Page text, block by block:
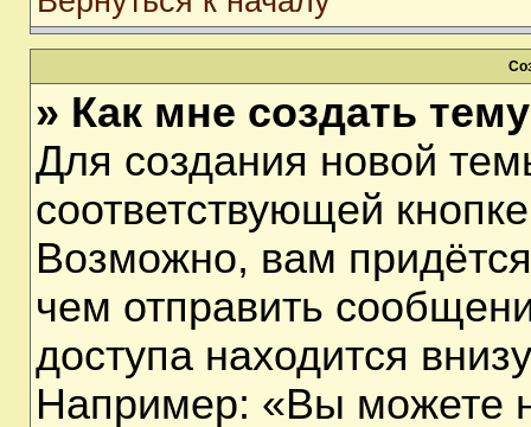
» Как мне создать
Для создания новой
соответствующей
Возможно, вам
чем отправить
доступа находится
Например: «Вы можете